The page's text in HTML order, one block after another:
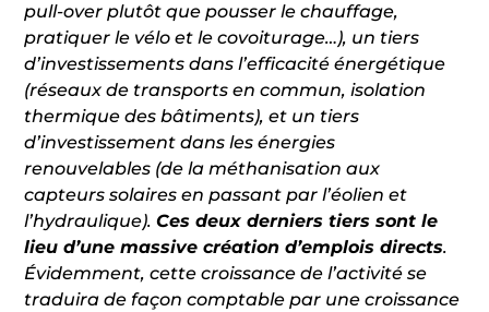
pull-over plutôt que pousser le chauffage,
pratiquer le vélo et le covoiturage…), un tiers
d’investissements dans l’efficacité énergétique
(réseaux de transports en commun, isolation
thermique des bâtiments), et un tiers
d’investissement dans les énergies
renouvelables (de la méthanisation aux
capteurs solaires en passant par l’éolien et
l’hydraulique).Ces deux derniers tiers sont le
lieu d’une massive création d’emplois directs.
Évidemment, cette croissance de l’activité se
traduira de façon comptable par une croissance